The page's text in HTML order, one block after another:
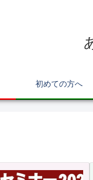
初めての方へ